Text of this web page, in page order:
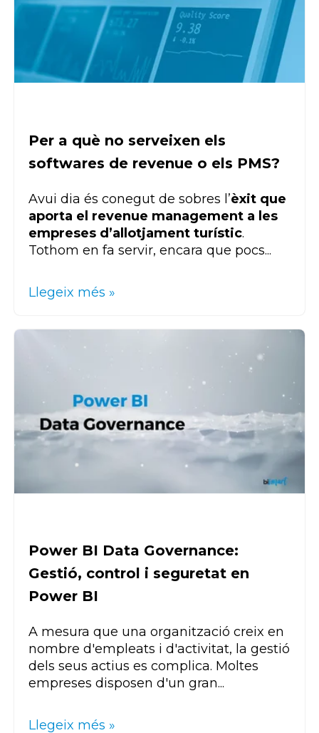
Per a què no serveixen els
softwares de revenue o els PMS?
Avui dia és conegut de sobres l’èxit que
aporta el revenue management a les
empreses d’allotjament turístic.
Tothom en fa servir, encara que pocs...
Llegeix més »
Power BI Data Governance:
Gestió, control i seguretat en
Power BI
A mesura que una organització creix en
nombre d'empleats i d'activitat, la gestió
dels seus actius es complica. Moltes
empreses disposen d'un gran...
Llegeix més »